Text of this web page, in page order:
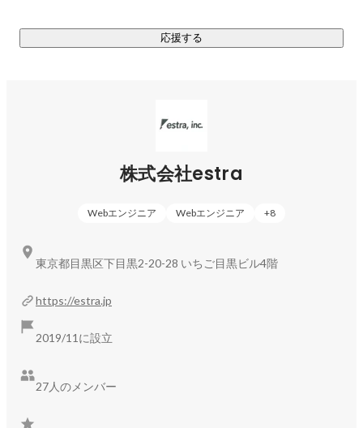
Web開発案件にフリーランスエンジニアをご紹介するエージ
ェントサービスです。自社で育成した人材を中心にサービス
応援する
株式会社estra
Webエンジニア Webエンジニア +8
https://estra.jp
2019/11に設立
27人のメンバー
東京都目黒区下目黒2-20-28 いちご目黒ビル4階